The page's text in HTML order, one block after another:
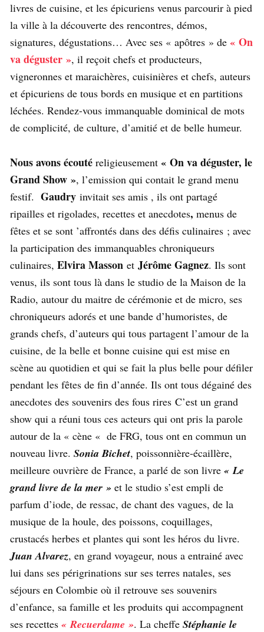
livres de cuisine, et les épicuriens venus parcourir à pied
la ville à la découverte des rencontres, démos,
signatures, dégustations… Avec ses « apôtres » de « On
va déguster », il reçoit chefs et producteurs,
vigneronnes et maraichères, cuisinières et chefs, auteurs
et épicuriens de tous bords en musique et en partitions
léchées. Rendez-vous immanquable dominical de mots
de complicité, de culture, d’amitié et de belle humeur.
Nous avons écouté religieusement « On va déguster, le
Grand Show », l’emission qui contait le grand menu
festif. Gaudry invitait ses amis , ils ont partagé
ripailles et rigolades, recettes et anecdotes, menus de
fêtes et se sont ’affrontés dans des défis culinaires ; avec
la participation des immanquables chroniqueurs
culinaires, Elvira Masson et Jérôme Gagnez. Ils sont
venus, ils sont tous là dans le studio de la Maison de la
Radio, autour du maitre de cérémonie et de micro, ses
chroniqueurs adorés et une bande d’humoristes, de
grands chefs, d’auteurs qui tous partagent l’amour de la
cuisine, de la belle et bonne cuisine qui est mise en
scène au quotidien et qui se fait la plus belle pour défiler
pendant les fêtes de fin d’année. Ils ont tous dégainé des
anecdotes des souvenirs des fous rires C’est un grand
show qui a réuni tous ces acteurs qui ont pris la parole
autour de la « cène « de FRG, tous ont en commun un
nouveau livre. Sonia Bichet, poissonnière-écaillère,
meilleure ouvrière de France, a parlé de son livre « Le
grand livre de la mer » et le studio s’est empli de
parfum d’iode, de ressac, de chant des vagues, de la
musique de la houle, des poissons, coquillages,
crustacés herbes et plantes qui sont les héros du livre.
Juan Alvarez, en grand voyageur, nous a entrainé avec
lui dans ses périgrinations sur ses terres natales, ses
séjours en Colombie où il retrouve ses souvenirs
d’enfance, sa famille et les produits qui accompagnent
ses recettes « Recuerdame ». La cheffe Stéphanie le